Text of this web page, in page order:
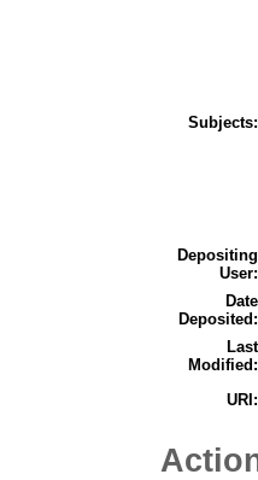
Subjects:
Depositing
User:
Date
Deposited:
Last
Modified:
URI: